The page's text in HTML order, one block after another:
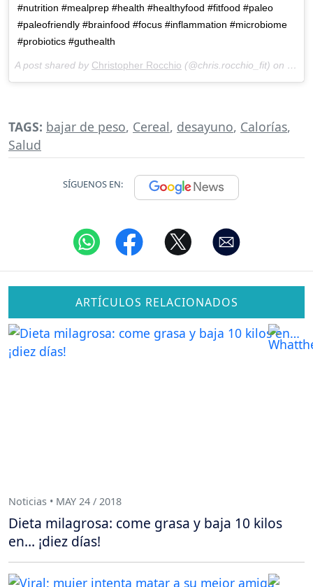
#nutrition #mealprep #health #healthyfood #fitfood #paleo
#paleofriendly #brainfood #focus #inflammation #microbiome
#probiotics #guthealth
A post shared by Christopher Rocchio (@chris.rocchio_fit) on May
TAGS: bajar de peso, Cereal, desayuno, Calorías,
Salud
SÍGUENOS EN:
ARTÍCULOS RELACIONADOS
Noticias • MAY 24 / 2018
Dieta milagrosa: come grasa y baja 10 kilos
en… ¡diez días!